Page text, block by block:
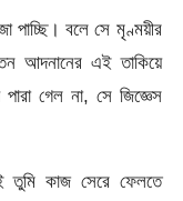
পাচ্ছি। বলে সে মৃণ্ময়ীর
আদনানের এই তাকিয়ে
গেল না, সে জিজ্ঞেস
কাজ সেরে ফেলতে